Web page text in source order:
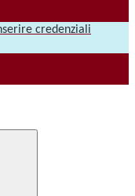
credenziali